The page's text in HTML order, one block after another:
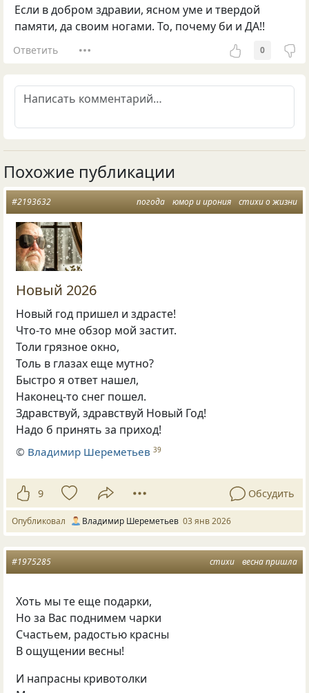
Если в добром здравии, ясном уме и твердой
памяти, да своим ногами. То, почему би и ДА!!
Ответить 0
Похожие публикации
погода юмор и ирония стихи о жизни
#2193632
Новый 2026
Новый год пришел и здрасте!
Что-то мне обзор мой застит.
Толи грязное окно,
Толь в глазах еще мутно?
Быстро я ответ нашел,
Наконец-то снег пошел.
Здравствуй, здравствуй Новый Год!
Надо б принять за приход!
© Владимир Шереметьев 39
9 Обсудить
Опубликовал Владимир Шереметьев 03 янв 2026
стихи весна пришла
#1975285
Хоть мы те еще подарки,
Но за Вас поднимем чарки
Счастьем, радостью красны
В ощущении весны!
И напрасны кривотолки